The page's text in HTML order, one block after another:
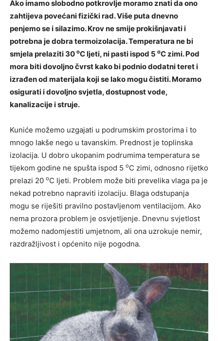
Ako imamo slobodno potkrovlje moramo znati da ono
zahtijeva povećani fizički rad. Više puta dnevno
penjemo se i silazimo. Krov ne smije prokišnjavati i
potrebna je dobra termoizolacija. Temperatura ne bi
smjela prelaziti 30 oC ljeti, ni pasti ispod 5 oC zimi. Pod
mora biti dovoljno čvrst kako bi podnio dodatni teret i
izrađen od materijala koji se lako mogu čistiti. Moramo
osigurati i dovoljno svjetla, dostupnost vode,
kanalizacije i struje.
Kuniće možemo uzgajati u podrumskim prostorima i to
mnogo lakše nego u tavanskim. Prednost je toplinska
izolacija. U dobro ukopanim podrumima temperatura se
tijekom godine ne spušta ispod 5 oC zimi, odnosno rijetko
prelazi 20 oC ljeti. Problem može biti prevelika vlaga pa je
nekad potrebno napraviti izolaciju. Blaga odstupanja
mogu se riješiti pravilno postavljenom ventilacijom. Ako
nema prozora problem je osvjetljenje. Dnevnu svjetlost
možemo nadomjestiti umjetnom, ali ona uzrokuje nemir,
razdražljivost i općenito nije pogodna.